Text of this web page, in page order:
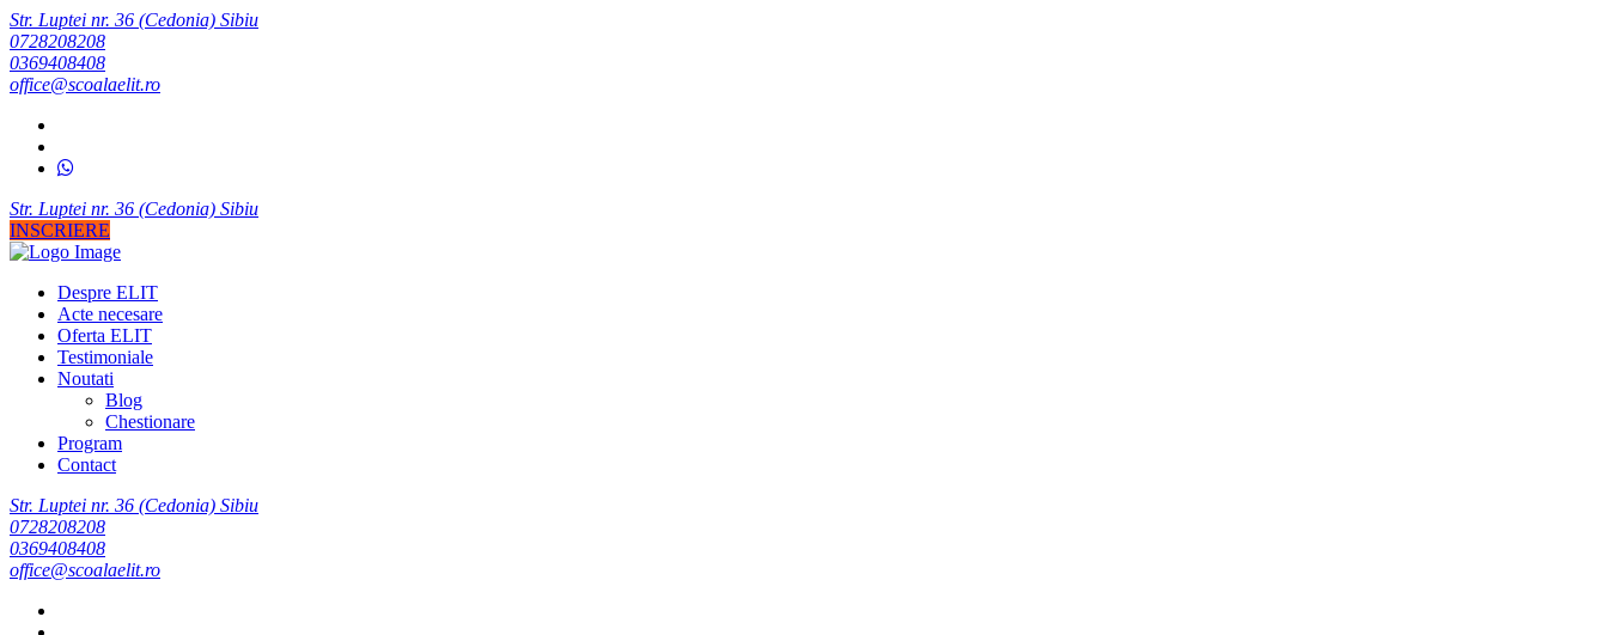
Str. Luptei nr. 36 (Cedonia) Sibiu
0728208208
0369408408
office@scoalaelit.ro
Str. Luptei nr. 36 (Cedonia) Sibiu
INSCRIERE
Despre ELIT
Acte necesare
Oferta ELIT
Testimoniale
Noutati
Blog
Chestionare
Program
Contact
Str. Luptei nr. 36 (Cedonia) Sibiu
0728208208
0369408408
office@scoalaelit.ro